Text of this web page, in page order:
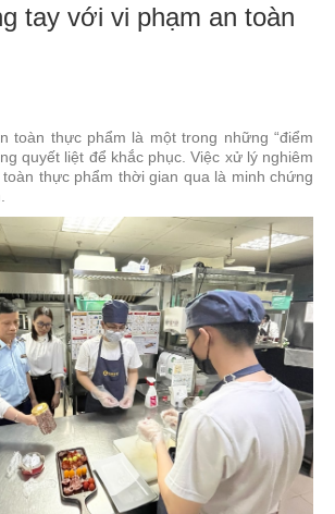
tay với vi phạm an toàn
toàn thực phẩm là một trong những “điểm
quyết liệt để khắc phục. Việc xử lý nghiêm
thực phẩm thời gian qua là minh chứng